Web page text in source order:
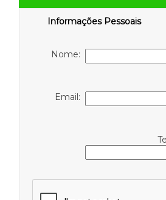
Informações Pessoais
Nome:
Email: